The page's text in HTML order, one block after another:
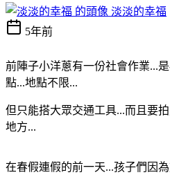
淡淡的幸福
5年前
前陣子小洋蔥有一份社會作業...
點...地點不限...
但只能搭大眾交通工具...而且要
地方...
在春假連假的前一天...孩子們因